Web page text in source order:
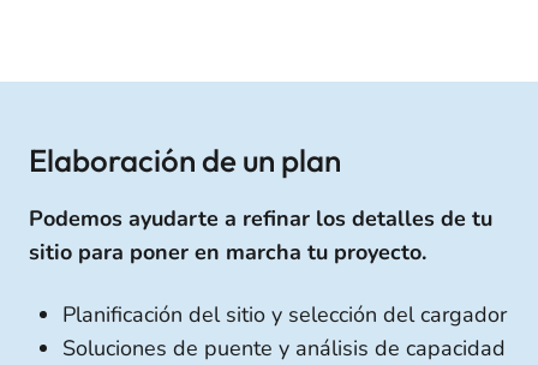
Elaboración de un plan
Podemos ayudarte a refinar los detalles de tu
sitio para poner en marcha tu proyecto.
Planificación del sitio y selección del cargador
Soluciones de puente y análisis de capacidad